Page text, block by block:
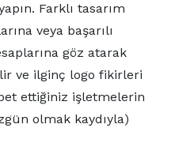
Farklı tasarım
veya başarılı
göz atarak
ve ilginç logo fikirleri
ettiğiniz işletmelerin
olmak kaydıyla)